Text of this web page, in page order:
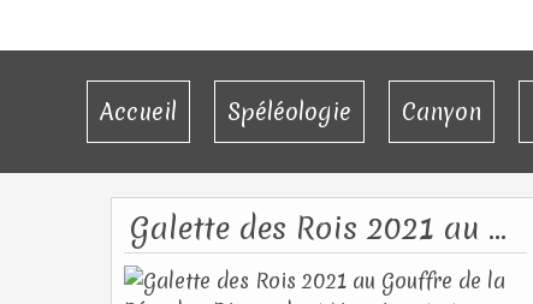
Accueil Spéléologie Canyon
Galette des Rois 2021 au Gouffre de la Bégude - Dimanche 17 janvier 2021